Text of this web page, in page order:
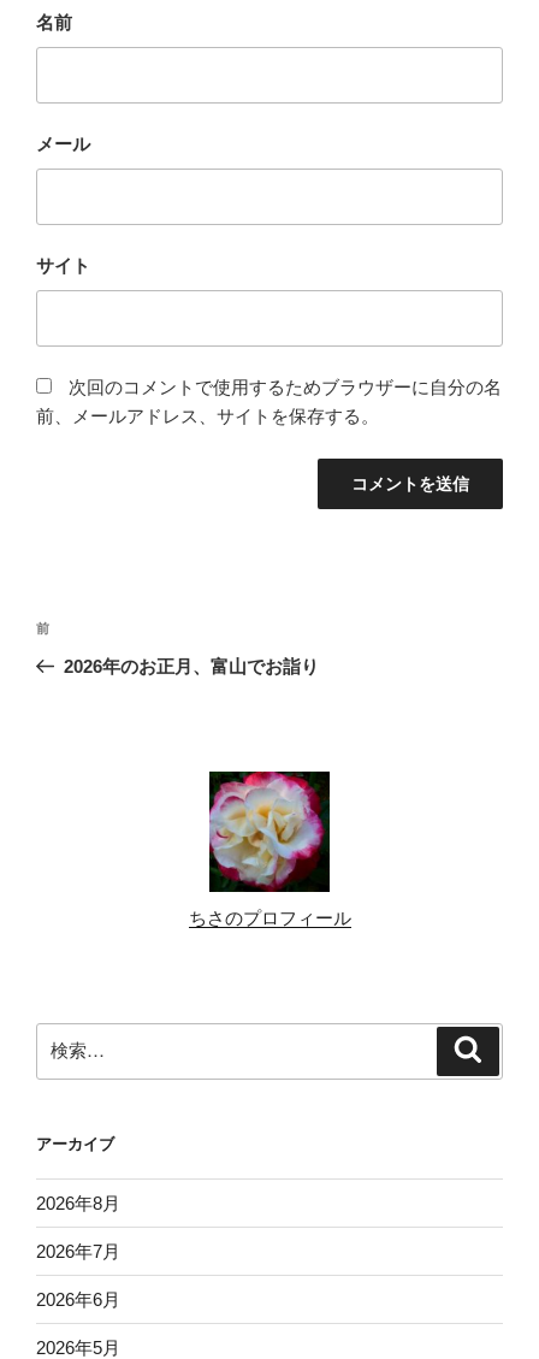
名前
メール
サイト
次回のコメントで使用するためブラウザーに自分の名
前、メールアドレス、サイトを保存する。
投
ナ
前
の
前
2026年のお正月、富山でお詣り
ちさのプロフィール
索:
アーカイブ
2026年8月
2026年7月
2026年6月
2026年5月